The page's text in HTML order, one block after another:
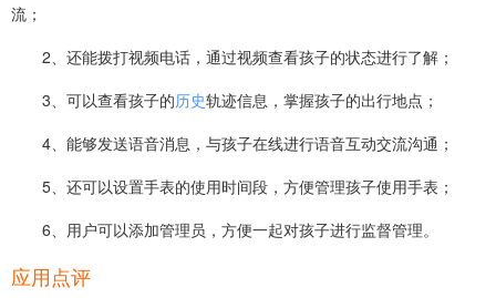
流；
2、还能拨打视频电话，通过视频查看孩子的状态进行了解；
3、可以查看孩子的历史轨迹信息，掌握孩子的出行地点；
4、能够发送语音消息，与孩子在线进行语音互动交流沟通；
5、还可以设置手表的使用时间段，方便管理孩子使用手表；
6、用户可以添加管理员，方便一起对孩子进行监督管理。
应用点评